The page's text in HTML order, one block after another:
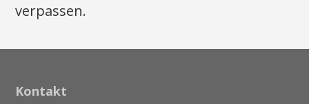
verpassen.
Kontakt